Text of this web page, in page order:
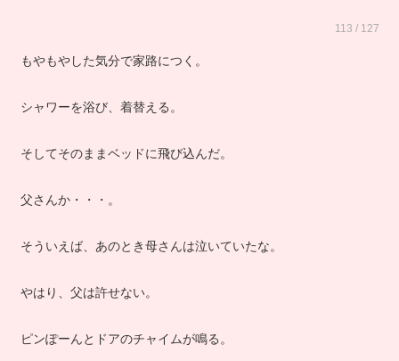
113 / 127
もやもやした気分で家路につく。
シャワーを浴び、着替える。
そしてそのままベッドに飛び込んだ。
父さんか・・・。
そういえば、あのとき母さんは泣いていたな。
やはり、父は許せない。
ピンぽーんとドアのチャイムが鳴る。